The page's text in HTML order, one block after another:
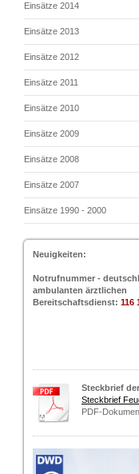
Einsätze 2014
Einsätze 2013
Einsätze 2012
Einsätze 2011
Einsätze 2010
Einsätze 2009
Einsätze 2008
Einsätze 2007
Einsätze 1990 - 2000
Neuigkeiten:
Notrufnummer -
ambulanten ärztlichen
Bereitschaftsdienst: 116
Steckbrief
Steckbrief
PDF-